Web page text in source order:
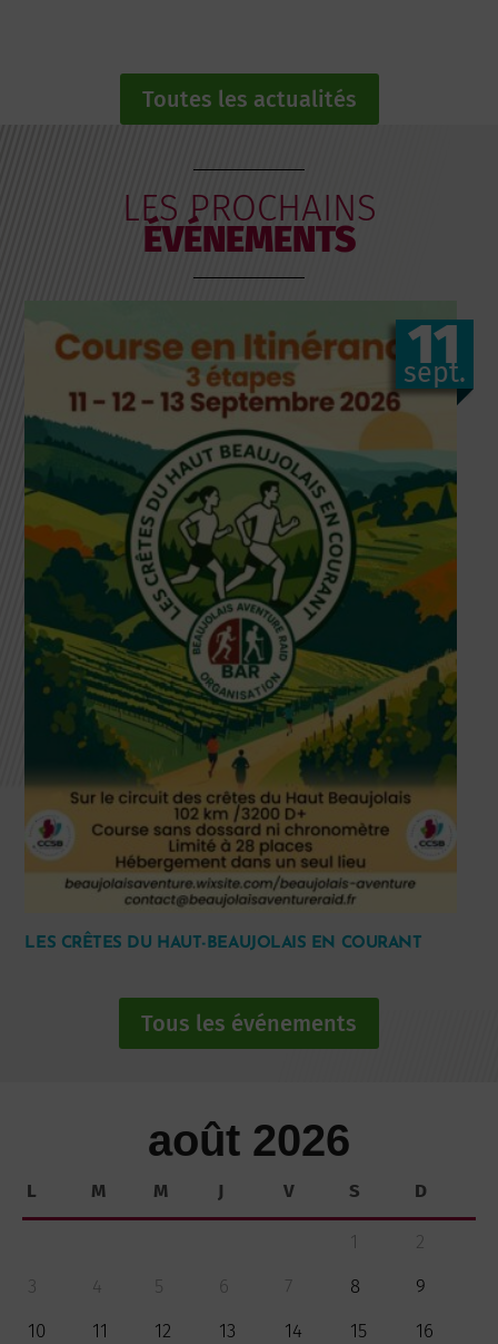
Toutes les actualités
LES PROCHAINS
ÉVÉNEMENTS
11
sept.
LES CRÊTES DU HAUT-BEAUJOLAIS EN COURANT
Tous les événements
août 2026
L M M J V S D
1
2
3
4 5 6 7 8
9
10
11 12 13 14 15
16